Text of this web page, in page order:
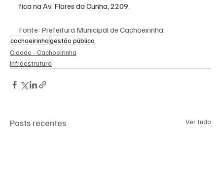
fica na Av. Flores da Cunha, 2209.
Fonte: Prefeitura Municipal de Cachoeirinha
cachoeirinhagestão pública
Cidade - Cachoeirinha
Infraestrutura
Posts recentes Ver tudo